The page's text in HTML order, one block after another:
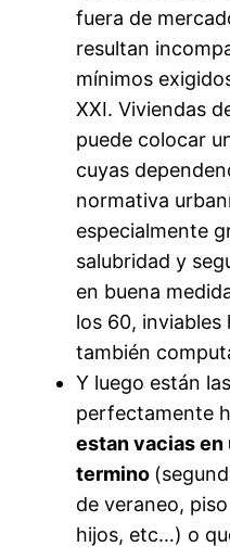
fuera de
resultan
mínimos
XXI. Viviendas
puede colocar
cuyas
normativa
especialmente
salubridad y
en buena
los 60, inviables
también
Y luego están
perfectamente
estan vacias en
termino
de veraneo,
hijos, etc…) o